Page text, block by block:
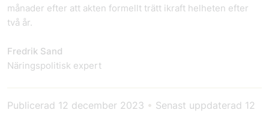
månader efter att akten formellt trätt ikraft helheten efter
två år.
Fredrik Sand
Näringspolitisk expert
Publicerad 12 december 2023 • Senast uppdaterad 12